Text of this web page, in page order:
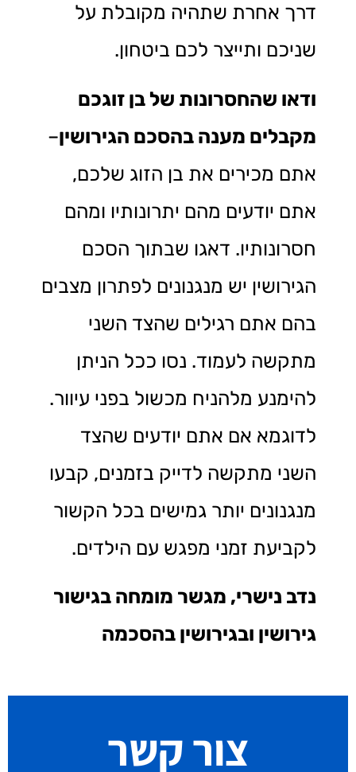
דרך אחרת שתהיה מקובלת על
שניכם ותייצר לכם ביטחון.
ודאו שהחסרונות של בן זוגכם
מקבלים מענה בהסכם הגירושין–
אתם מכירים את בן הזוג שלכם,
אתם יודעים מהם יתרונותיו ומהם
חסרונותיו. דאגו שבתוך הסכם
הגירושין יש מנגנונים לפתרון מצבים
בהם אתם רגילים שהצד השני
מתקשה לעמוד. נסו ככל הניתן
להימנע מלהניח מכשול בפני עיוור.
לדוגמא אם אתם יודעים שהצד
השני מתקשה לדייק בזמנים, קבעו
מנגנונים יותר גמישים בכל הקשור
לקביעת זמני מפגש עם הילדים.
נדב נישרי, מגשר מומחה בגישור
גירושין ובגירושין בהסכמה
צור קשר